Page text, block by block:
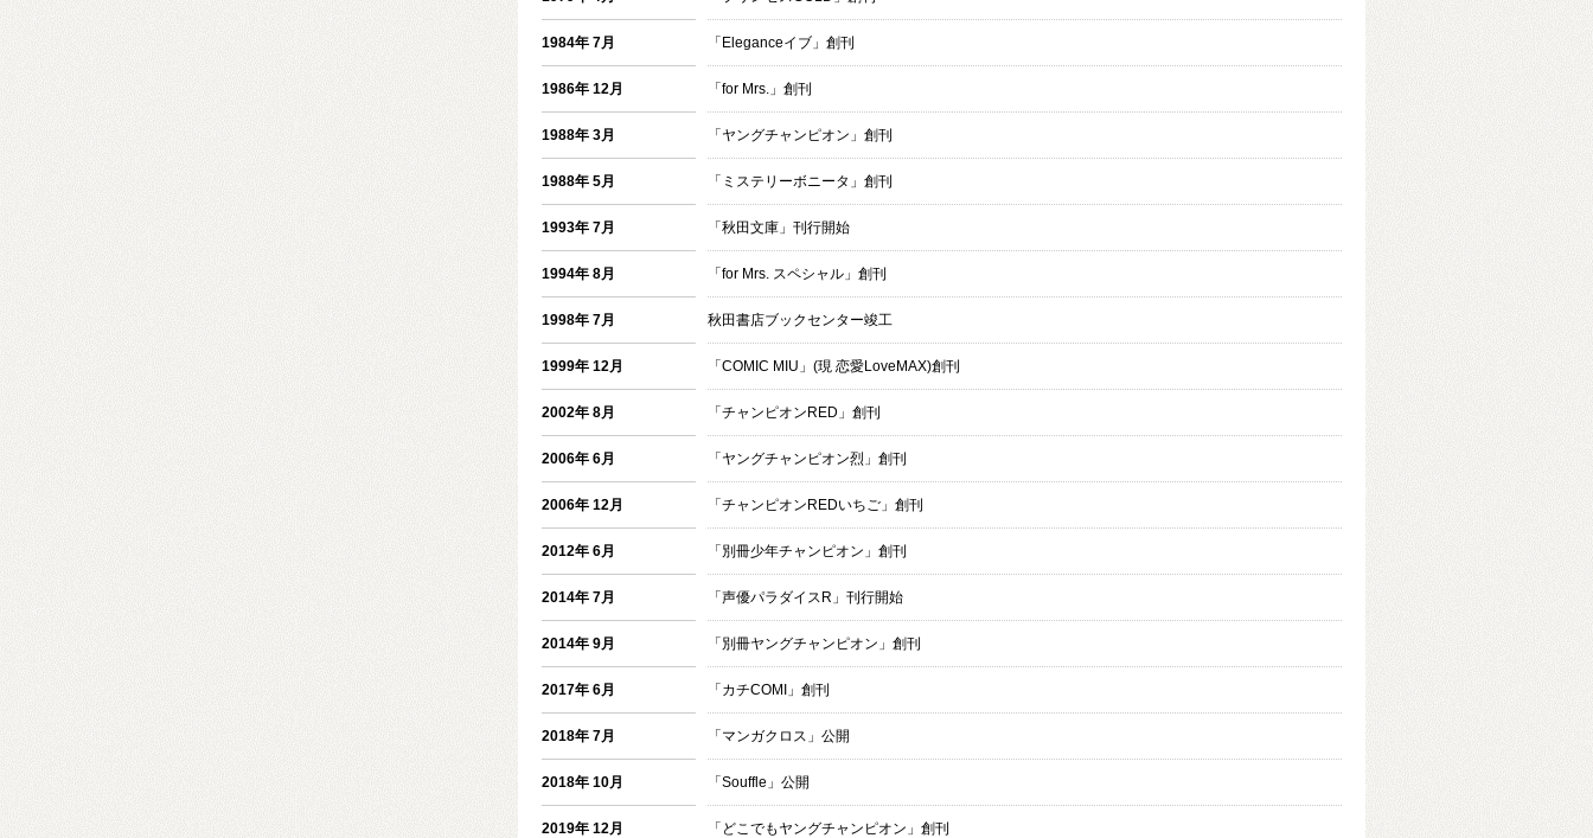
1984年 7月 「Eleganceイブ」創刊
1986年 12月 「for Mrs.」創刊
1988年 3月 「ヤングチャンピオン」創刊
1988年 5月 「ミステリーボニータ」創刊
1993年 7月 「秋田文庫」刊行開始
1994年 8月 「for Mrs. スペシャル」創刊
1998年 7月 秋田書店ブックセンター竣工
1999年 12月 「COMIC MIU」(現 恋愛LoveMAX)創刊
2002年 8月 「チャンピオンRED」創刊
2006年 6月 「ヤングチャンピオン烈」創刊
2006年 12月 「チャンピオンREDいちご」創刊
2012年 6月 「別冊少年チャンピオン」創刊
2014年 7月 「声優パラダイスR」刊行開始
2014年 9月 「別冊ヤングチャンピオン」創刊
2017年 6月 「カチCOMI」創刊
2018年 7月 「マンガクロス」公開
2018年 10月 「Souffle」公開
2019年 12月 「どこでもヤングチャンピオン」創刊